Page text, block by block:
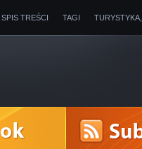
SPIS TREŚCI TAGI